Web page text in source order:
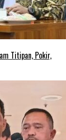
Titipan, Pokir,